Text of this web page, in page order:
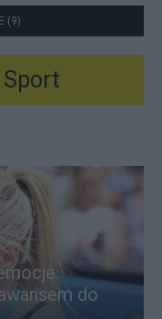
(9)
Sport
do